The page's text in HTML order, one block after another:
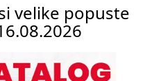
velike popuste